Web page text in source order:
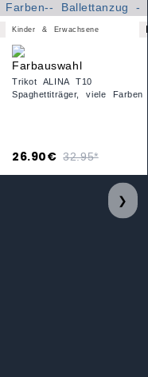
Kinder & Erwachsene
Trikot ALINA T10
Spaghettiträger, viele Farben
26.90€ 32.95*
❯